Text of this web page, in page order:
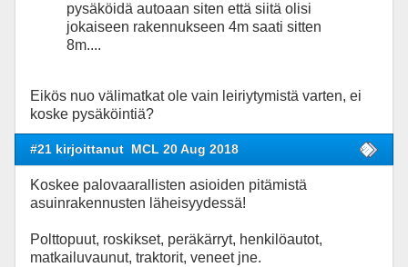
pysäköidä autoaan siten että siitä olisi
jokaiseen rakennukseen 4m saati sitten
8m....
Eikös nuo välimatkat ole vain leiriytymistä varten, ei
koske pysäköintiä?
#21 kirjoittanut MCL 20 Aug 2018
Koskee palovaarallisten asioiden pitämistä
asuinrakennusten läheisyydessä!
Polttopuut, roskikset, peräkärryt, henkilöautot,
matkailuvaunut, traktorit, veneet jne.